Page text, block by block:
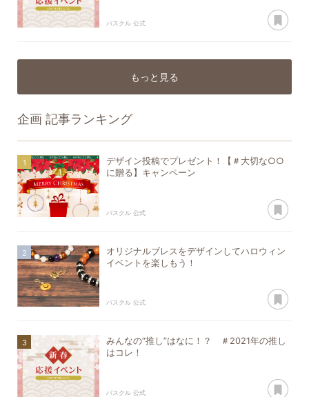
パスクル 公式
もっと見る
企画 記事ランキング
デザイン投稿でプレゼント！【＃大切な○○
に贈る】キャンペーン
パスクル 公式
オリジナルブレスをデザインしてハロウィン
イベントを楽しもう！
パスクル 公式
みんなの“推し”はなに！？ ＃2021年の推し
はコレ！
パスクル 公式